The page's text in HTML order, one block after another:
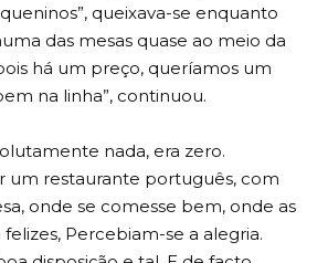
queixava-se enquanto
das mesas quase ao meio da
há um preço, queríamos um
na linha”, continuou.
nada, era zero.
um restaurante português, com
onde se comesse bem, onde as
Percebiam-se a alegria.